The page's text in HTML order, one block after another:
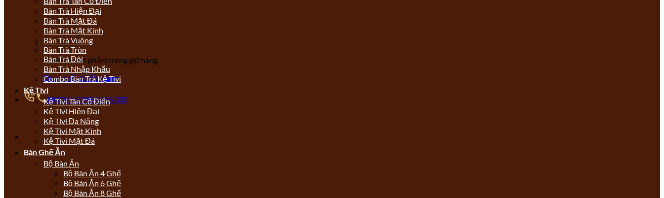
Chưa có sản phẩm trong giỏ hàng.
Quay trở lại cửa hàng
HOTLINE0934.605.333
Bàn Trà Hiện Đại
Bàn Trà Mặt Đá
Bàn Trà Mặt Kính
Bàn Trà Vuông
Bàn Trà Tròn
Bàn Trà Đôi
Bàn Trà Nhập Khẩu
Combo Bàn Trà Kệ Tivi
Kệ Tivi
Kệ Tivi Tân Cổ Điển
Kệ Tivi Hiện Đại
Kệ Tivi Đa Năng
Kệ Tivi Mặt Kính
Kệ Tivi Mặt Đá
Bàn Ghế Ăn
Bộ Bàn Ăn
Bộ Bàn Ăn 4 Ghế
Bộ Bàn Ăn 6 Ghế
Bộ Bàn Ăn 8 Ghế